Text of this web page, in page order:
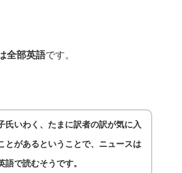
全部英語です。
氏いわく、たまに訳者の訳が気に入
とがあるということで、ニュースは
語で読むそうです。